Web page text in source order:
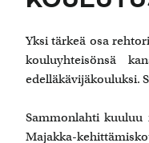
Yksi tärkeä osa
kouluyhteisönsä
edelläkävijäkouluksi.
Sammonlahti kuuluu
Majakka-